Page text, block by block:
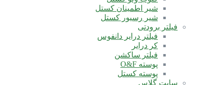
شیر اطمینان کستل
شیر رسیور کستل
فیلتر برودتی
فیلتر درایر دانفوس
کر درایر
فیلتر ساکشن
پوسته O&F
پوسته کستل
سایت گلاس